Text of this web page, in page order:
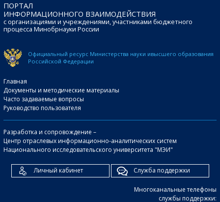
ПОРТАЛ
ИНФОРМАЦИОННОГО ВЗАИМОДЕЙСТВИЯ
с организациями и учреждениями, участниками бюджетного
процесса Минобрнауки России
Официальный ресурс Министерства науки ивысшего образования
Российской Федерации
Главная
Документы и методические материалы
Часто задаваемые вопросы
Руководство пользователя
Разработка и сопровождение –
Центр отраслевых информационно-аналитических систем
Национального исследовательского университета "МЭИ"
Личный кабинет Служба поддержки
Многоканальные телефоны
службы поддержки: